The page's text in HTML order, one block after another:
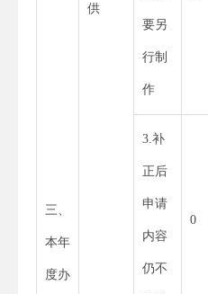
三、
本年
度办
供
要另
行制
作
3.补
正后
申请
内容
仍不
0